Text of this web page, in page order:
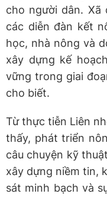
cho người dân. Xã
các diễn đàn kết
học, nhà nông và
xây dựng kế
vững trong giai
cho biết.
Từ thực tiễn Liên
thấy, phát triển
câu chuyện kỹ
xây dựng niềm tin,
sát minh bạch và